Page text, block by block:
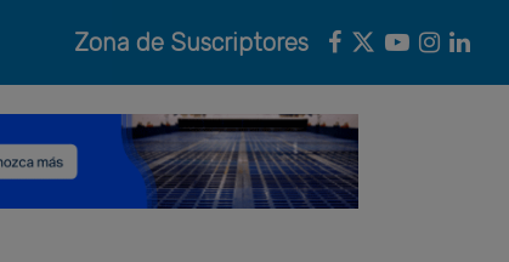
Zona de Suscriptores